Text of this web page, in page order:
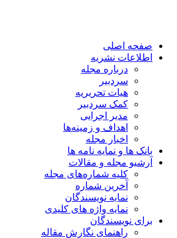
صفحه اصلی
اطلاعات نشریه
درباره مجله
سردبیر
هیات تحریریه
کمک سردبیر
مدیر اجرایی
اهداف و زمینه‌ها
اخبار مجله
بانک ها و نمایه نامه ها
آرشیو مجله و مقالات
کلیه شماره‌های مجله
آخرین شماره
نمایه نویسندگان
نمایه واژه های کلیدی
برای نویسندگان
راهنمای نگارش مقاله